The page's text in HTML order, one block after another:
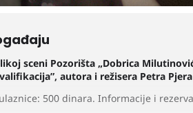
sceni Pozorišta „Dobrica
autora i režisera Petra
500 dinara. Informacije i